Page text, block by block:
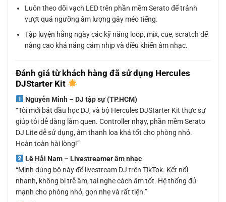
Luôn theo dõi vạch LED trên phần mềm Serato để tránh
vượt quá ngưỡng âm lượng gây méo tiếng.
Tập luyện hằng ngày các kỹ năng loop, mix, cue, scratch để
nâng cao khả năng cảm nhịp và điều khiển âm nhạc.
Đánh giá từ khách hàng đã sử dụng Hercules
DJStarter Kit
Nguyễn Minh – DJ tập sự (TP.HCM)
“Tôi mới bắt đầu học DJ, và bộ Hercules DJStarter Kit thực sự
giúp tôi dễ dàng làm quen. Controller nhạy, phần mềm Serato
DJ Lite dễ sử dụng, âm thanh loa khá tốt cho phòng nhỏ.
Hoàn toàn hài lòng!”
Lê Hải Nam – Livestreamer âm nhạc
“Mình dùng bộ này để livestream DJ trên TikTok. Kết nối
nhanh, không bị trễ âm, tai nghe cách âm tốt. Hệ thống đủ
mạnh cho phòng nhỏ, gọn nhẹ và rất tiện.”